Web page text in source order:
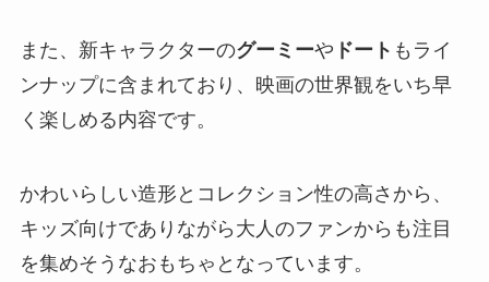
また、新キャラクターのグーミーや ドート もライ
ンナップに含まれており、映画の世界観をいち早
く楽しめる内容です。
かわいらしい造形とコレクション性の高さから、
キッズ向けでありながら大人のファンからも注目
を集めそうなおもちゃとなっています。